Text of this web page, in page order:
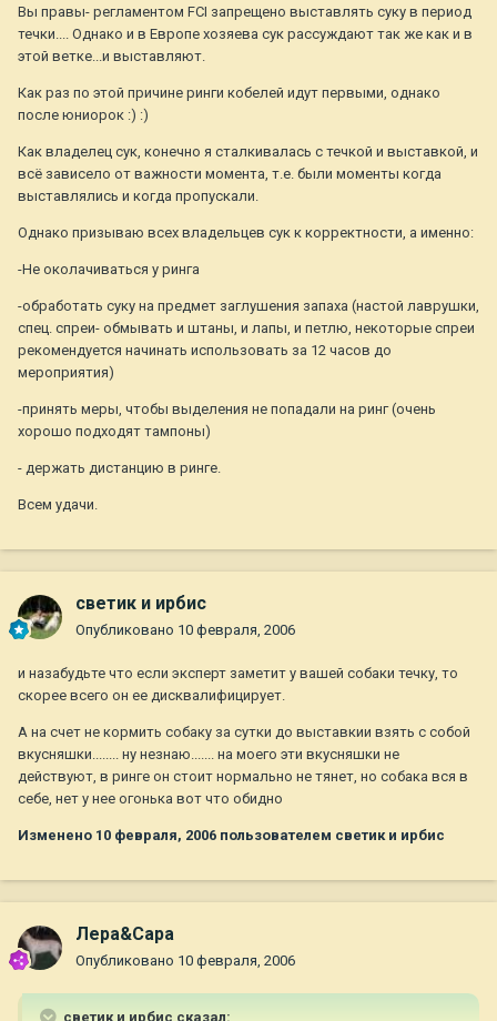
Вы правы- регламентом FCI запрещено выставлять суку в период
течки.... Однако и в Европе хозяева сук рассуждают так же как и в
этой ветке...и выставляют.
Как раз по этой причине ринги кобелей идут первыми, однако
после юниорок :) :)
Как владелец сук, конечно я сталкивалась с течкой и выставкой, и
всё зависело от важности момента, т.е. были моменты когда
выставлялись и когда пропускали.
Однако призываю всех владельцев сук к корректности, а именно:
-Не околачиваться у ринга
-обработать суку на предмет заглушения запаха (настой лаврушки,
спец. спреи- обмывать и штаны, и лапы, и петлю, некоторые спреи
рекомендуется начинать использовать за 12 часов до
мероприятия)
-принять меры, чтобы выделения не попадали на ринг (очень
хорошо подходят тампоны)
- держать дистанцию в ринге.
Всем удачи.
светик и ирбис
Опубликовано 10 февраля, 2006
и назабудьте что если эксперт заметит у вашей собаки течку, то
скорее всего он ее дисквалифицирует.
А на счет не кормить собаку за сутки до выставкии взять с собой
вкусняшки........ ну незнаю....... на моего эти вкусняшки не
действуют, в ринге он стоит нормально не тянет, но собака вся в
себе, нет у нее огонька вот что обидно
Изменено 10 февраля, 2006 пользователем светик и ирбис
Лера&Сара
Опубликовано 10 февраля, 2006
светик и ирбис сказал: